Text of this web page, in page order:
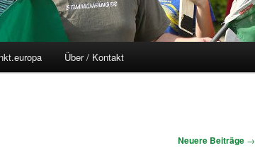
Über / Kontakt
Neuere Beiträge →